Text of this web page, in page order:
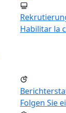
Habilitar la
Folgen Sie